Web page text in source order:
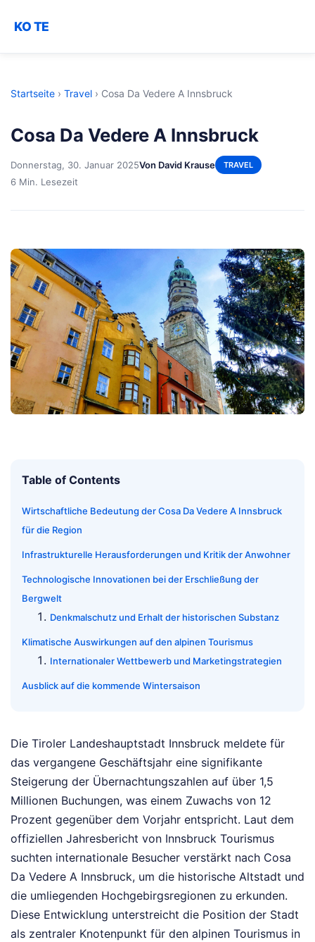
KO TE
Startseite › Travel › Cosa Da Vedere A Innsbruck
Cosa Da Vedere A Innsbruck
Donnerstag, 30. Januar 2025Von David Krause TRAVEL
6 Min. Lesezeit
Table of Contents
Wirtschaftliche Bedeutung der Cosa Da Vedere A Innsbruck
für die Region
Infrastrukturelle Herausforderungen und Kritik der Anwohner
Technologische Innovationen bei der Erschließung der
Bergwelt
Denkmalschutz und Erhalt der historischen Substanz
Klimatische Auswirkungen auf den alpinen Tourismus
Internationaler Wettbewerb und Marketingstrategien
Ausblick auf die kommende Wintersaison
Die Tiroler Landeshauptstadt Innsbruck meldete für
das vergangene Geschäftsjahr eine signifikante
Steigerung der Übernachtungszahlen auf über 1,5
Millionen Buchungen, was einem Zuwachs von 12
Prozent gegenüber dem Vorjahr entspricht. Laut dem
offiziellen Jahresbericht von Innsbruck Tourismus
suchten internationale Besucher verstärkt nach Cosa
Da Vedere A Innsbruck, um die historische Altstadt und
die umliegenden Hochgebirgsregionen zu erkunden.
Diese Entwicklung unterstreicht die Position der Stadt
als zentraler Knotenpunkt für den alpinen Tourismus in